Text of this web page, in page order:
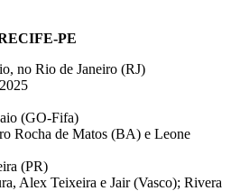
PE
no Rio de Janeiro (RJ)
(GO-Fifa)
Rocha de Matos (BA) e Leone
(PR)
Alex Teixeira e Jair (Vasco); Rivera